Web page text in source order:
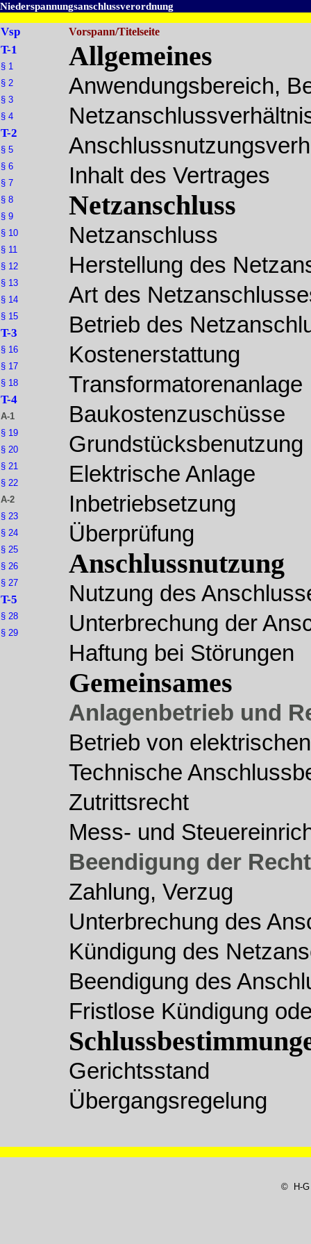
Niederspannungsanschlussverordnung
Vsp Vorspann/Titelseite
T-1
§ 1
§ 2
§ 3
§ 4
T-2
§ 5
§ 6
§ 7
§ 8
§ 9
§ 10
§ 11
§ 12
§ 13
§ 14
§ 15
T-3
§ 16
§ 17
§ 18
T-4
A-1
§ 19
§ 20
§ 21
§ 22
A-2
§ 23
§ 24
§ 25
§ 26
§ 27
T-5
§ 28
§ 29
Allgemeines
Anwendungsbereich,
Inhalt des Vertrages
Netzanschluss
Netzanschluss
Herstellung des
Art des
Betrieb des
Kostenerstattung
Transformatorenanlage
Baukostenzuschüsse
Grundstücksbenutzung
Elektrische Anlage
Inbetriebsetzung
Überprüfung
Anschlussnutzung
Nutzung des
Unterbrechung der
Haftung bei Störungen
Gemeinsames
Anlagenbetrieb und
Betrieb von
Technische
Zutrittsrecht
Mess- und
Beendigung der
Zahlung, Verzug
Unterbrechung des
Kündigung des
Beendigung des
Fristlose Kündigung
Gerichtsstand
Übergangsregelung
© H-G